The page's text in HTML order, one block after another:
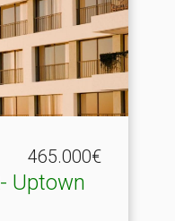
465.000€
Uptown